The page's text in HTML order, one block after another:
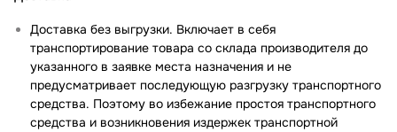
Доставка без выгрузки. Включает в себя
транспортирование товара со склада производителя до
указанного в заявке места назначения и не
предусматривает последующую разгрузку транспортного
средства. Поэтому во избежание простоя транспортного
средства и возникновения издержек транспортной